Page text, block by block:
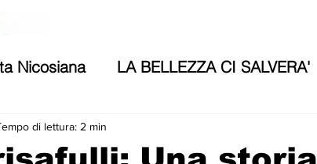
Nicosiana LA BELLEZZA CI SALVERA'
Entroterra
di lettura: 2 min